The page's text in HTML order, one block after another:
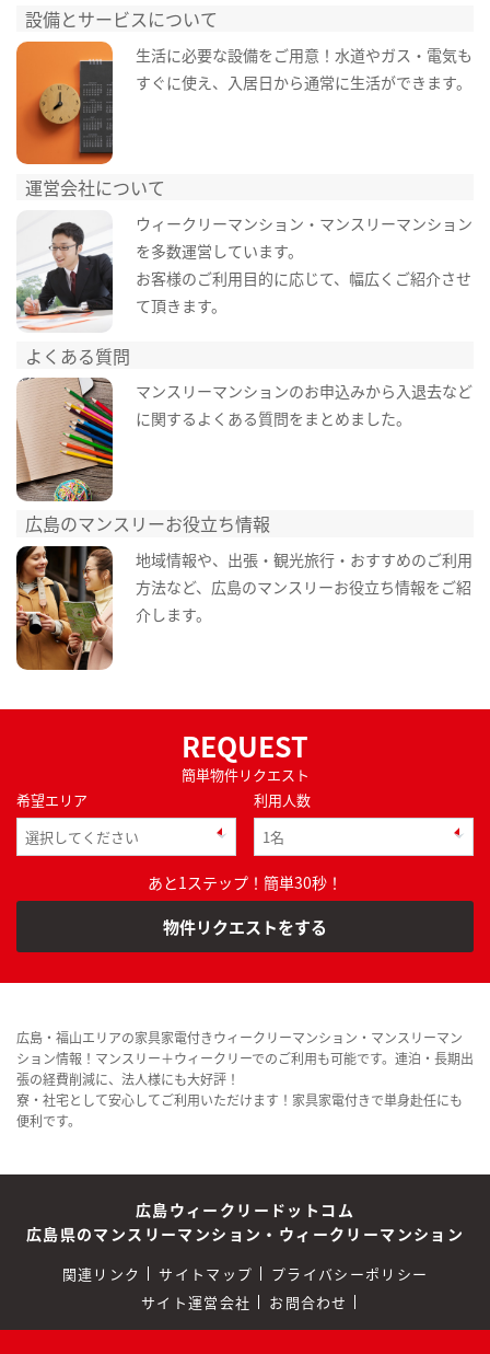
設備とサービスについて
生活に必要な設備をご用意！水道やガス・電気も
すぐに使え、入居日から通常に生活ができます。
運営会社について
ウィークリーマンション・マンスリーマンション
を多数運営しています。
お客様のご利用目的に応じて、幅広くご紹介させ
て頂きます。
よくある質問
マンスリーマンションのお申込みから入退去など
に関するよくある質問をまとめました。
広島のマンスリーお役立ち情報
地域情報や、出張・観光旅行・おすすめのご利用
方法など、広島のマンスリーお役立ち情報をご紹
介します。
REQUEST
簡単物件リクエスト
希望エリア
利用人数
あと1ステップ！簡単30秒！
物件リクエストをする
広島・福山エリアの家具家電付きウィークリーマンション・マンスリーマン
ション情報！マンスリー＋ウィークリーでのご利用も可能です。連泊・長期出
張の経費削減に、法人様にも大好評！
寮・社宅として安心してご利用いただけます！家具家電付きで単身赴任にも
便利です。
広島ウィークリードットコム
広島県のマンスリーマンション・ウィークリーマンション
関連リンク サイトマップ
プライバシーポリシー
サイト運営会社
お問合わせ